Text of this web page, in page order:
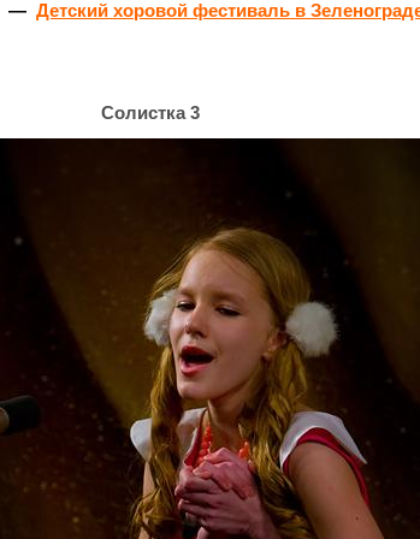
— Детский хоровой фестиваль в
Солистка 3